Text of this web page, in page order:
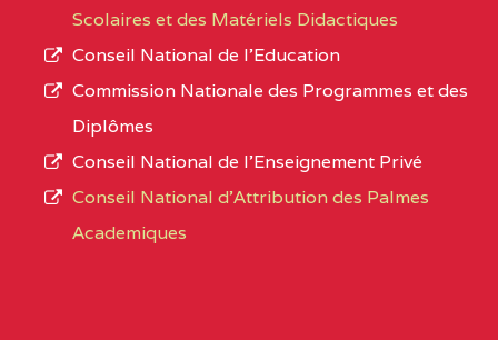
:4740 YAOUNDE
CENTRE
COLLEGE PANAFRICAIN
DE L'EXCELLENCE BP
CENTRE
COLLEGE PRIVE
L’offre
d’éducation
de
Scolaires et des Matériels Didactiques
Conseil National de l’Education
Commission Nationale des Programmes et des
Diplômes
Conseil National de l’Enseignement Privé
Conseil National d'Attribution des Palmes
Academiques